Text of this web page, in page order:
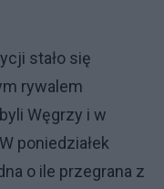
stało się
rywalem
Węgrzy i w
poniedziałek
o ile przegrana z